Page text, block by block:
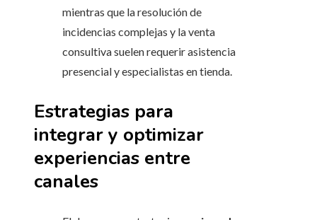
mientras que la resolución de
incidencias complejas y la venta
consultiva suelen requerir asistencia
presencial y especialistas en tienda.
Estrategias para
integrar y optimizar
experiencias entre
canales